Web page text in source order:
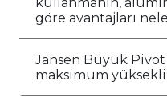
göre avantajları
Jansen Büyük
maksimum